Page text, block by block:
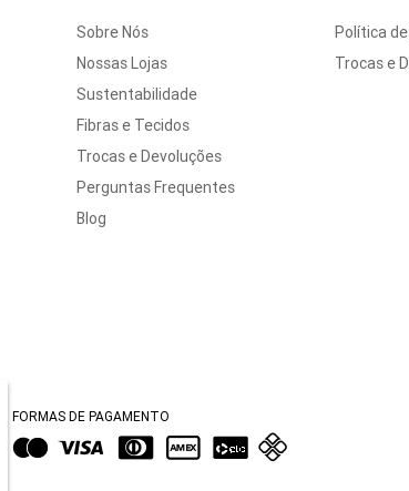
Sobre Nós
Nossas Lojas
Sustentabilidade
Fibras e Tecidos
Trocas e Devoluções
Perguntas Frequentes
Blog
Política
Trocas e
FORMAS DE PAGAMENTO